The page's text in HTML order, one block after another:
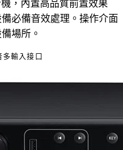
，內置高品質前置效果
必備音效處理。操作介面
場所。
多輸入接口